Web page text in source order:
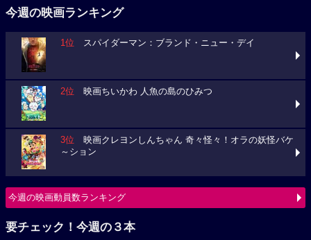
今週の映画ランキング
1位 スパイダーマン：ブランド・ニュー・デイ
2位 映画ちいかわ 人魚の島のひみつ
3位 映画クレヨンしんちゃん 奇々怪々！オラの妖怪バケ
～ション
今週の映画動員数ランキング
要チェック！今週の３本